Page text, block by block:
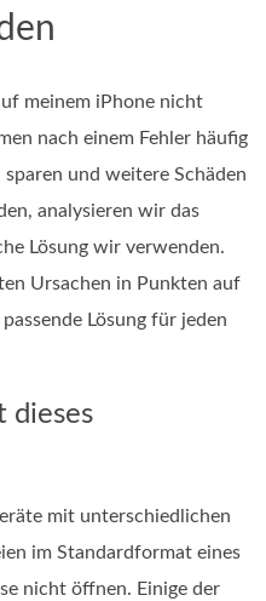
meinem iPhone nicht
nach einem Fehler häufig
und weitere Schäden
analysieren wir das
Lösung wir verwenden.
Ursachen in Punkten auf
Lösung für jeden
dieses
mit unterschiedlichen
im Standardformat eines
nicht öffnen. Einige der